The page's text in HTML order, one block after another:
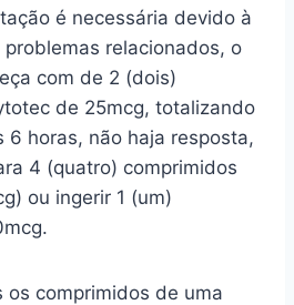
é necessária devido à
relacionados, o
com de 2 (dois)
de 25mcg, totalizando
6 horas, não haja resposta,
4 (quatro) comprimidos
ou ingerir 1 (um)
comprimidos de uma